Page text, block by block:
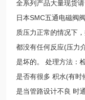
全系列产品大量现货
日本SMC五通电磁阀
质压力正常的情况下
都没有任何反应(压力
是坏的。 处理方法：
是否有很多 积水(有时
是当管路设计不良 时